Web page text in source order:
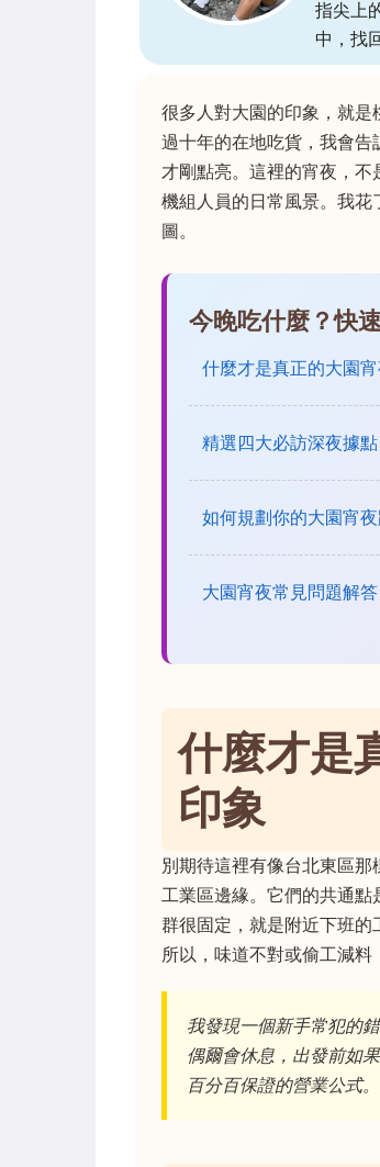
指尖上
中，找
很多人對大園的印象，就是
過十年的在地吃貨，我會
才剛點亮。這裡的宵夜，
機組人員的日常風景。我
圖。
今晚吃什麼？快
什麼才是真正的大園
精選四大必訪深夜據
如何規劃你的大園宵
大園宵夜常見問題解答
什麼才是
印象
別期待這裡有像台北東區
工業區邊緣。它們的共通點
群很固定，就是附近下班的
所以，味道不對或偷工減料
我發現一個新手常犯的
偶爾會休息，出發前如
百分百保證的營業公式。